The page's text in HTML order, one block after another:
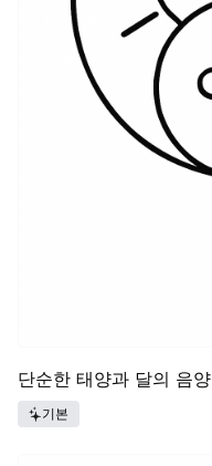
단순한 태양과 달의 음양
기본